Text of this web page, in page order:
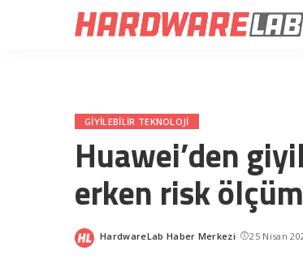
GIYILEBILIR TEKNOLOJI
Huawei’den
erken risk
Posted
HardwareLab Haber Merkezi 25 Nisan